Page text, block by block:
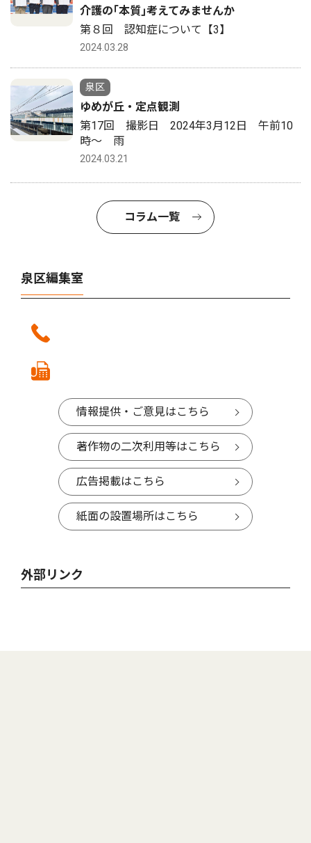
介護の｢本質｣考えてみませんか
第８回 認知症について【3】
2024.03.28
泉区
ゆめが丘・定点観測
第17回 撮影日 2024年3月12日 午前10
時〜 雨
2024.03.21
コラム一覧
泉区編集室
情報提供・ご意見はこちら
著作物の二次利用等はこちら
広告掲載はこちら
紙面の設置場所はこちら
外部リンク